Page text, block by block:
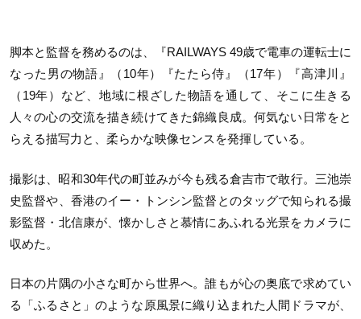
脚本と監督を務めるのは、『RAILWAYS 49歳で電車の運転士に
なった男の物語』（10年）『たたら侍』（17年）『高津川』
（19年）など、地域に根ざした物語を通して、そこに生きる
人々の心の交流を描き続けてきた錦織良成。何気ない日常をと
らえる描写力と、柔らかな映像センスを発揮している。
撮影は、昭和30年代の町並みが今も残る倉吉市で敢行。三池崇
史監督や、香港のイー・トンシン監督とのタッグで知られる撮
影監督・北信康が、懐かしさと慕情にあふれる光景をカメラに
収めた。
日本の片隅の小さな町から世界へ。誰もが心の奥底で求めてい
る「ふるさと」のような原風景に織り込まれた人間ドラマが、